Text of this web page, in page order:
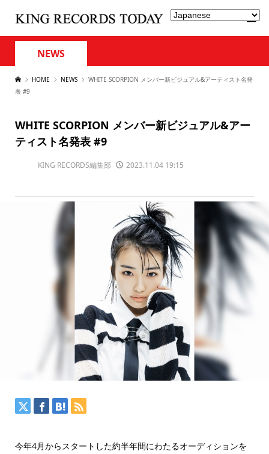
NEWS
HOME NEWS
WHITE SCORPION メンバー新ビジュアル&アーティスト名発
表 #9
WHITE SCORPION メンバー新ビジュアル&アー
ティスト名発表 #9
KING RECORDS編集部 2023.11.04 19:15
今年4月からスタートした約半年間にわたるオーディションを